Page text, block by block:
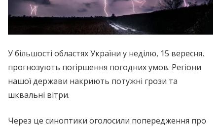
У більшості областях України у неділю, 15 вересня,
прогнозують погіршення погодних умов. Регіони
нашої держави накриють потужні грози та
шквальні вітри.
Через це синоптики оголосили попередження про